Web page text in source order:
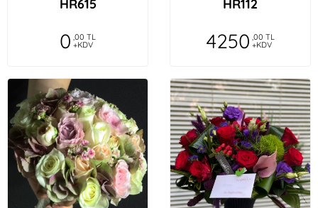
HR615
0 ,00 TL
+KDV
HR112
4250 ,00 TL
+KDV